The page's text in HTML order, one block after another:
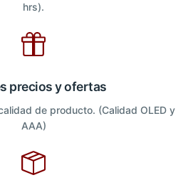
hrs).
precios y ofertas
de producto. (Calidad OLED y
AAA)